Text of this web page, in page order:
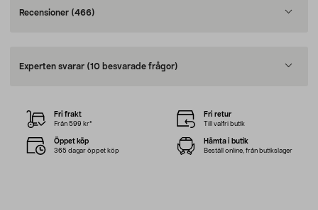
Recensioner (466)
Experten svarar (10 besvarade frågor)
Fri frakt
Från 599 kr*
Fri retur
Till valfri butik
Öppet köp
365 dagar öppet köp
Hämta i butik
Beställ online, från butikslager